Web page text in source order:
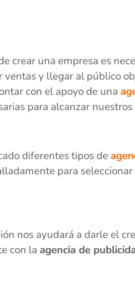
crear una empresa es
y llegar al público
con el apoyo de una
para alcanzar
diferentes tipos de
para
nos ayudará a darle el
con la agencia de